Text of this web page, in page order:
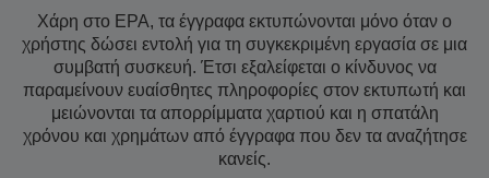
Χάρη στο EPA, τα έγγραφα εκτυπώνονται μόνο όταν ο
χρήστης δώσει εντολή για τη συγκεκριμένη εργασία σε μια
συμβατή συσκευή. Έτσι εξαλείφεται ο κίνδυνος να
παραμείνουν ευαίσθητες πληροφορίες στον εκτυπωτή και
μειώνονται τα απορρίμματα χαρτιού και η σπατάλη
χρόνου και χρημάτων από έγγραφα που δεν τα αναζήτησε
κανείς.